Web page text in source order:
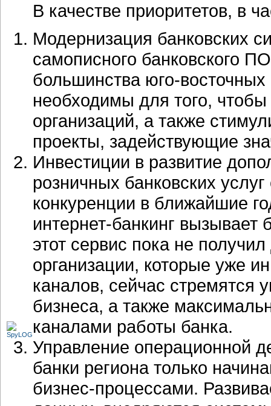
В качестве приоритетов, в
Модернизация банковских
самописного банковского
большинства юго-восточных
необходимы для того,
организаций, а также
проекты, задействующие
Инвестиции в развитие
розничных банковских
конкуренции в ближайшие
интернет-банкинг вызывает
этот сервис пока не
организации, которые уже
каналов, сейчас стремятся
бизнеса, а также
каналами работы банка.
Управление операционной
банки региона только
бизнес-процессами.